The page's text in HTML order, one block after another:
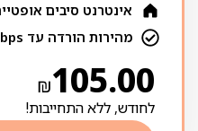
אינטרנט סיבים
מהירות הורדה עד 300Mbps
₪105.00
לחודש, ללא התחייבות!